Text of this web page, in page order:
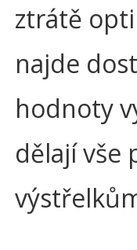
ztrátě
najde
hodnoty
dělají vše